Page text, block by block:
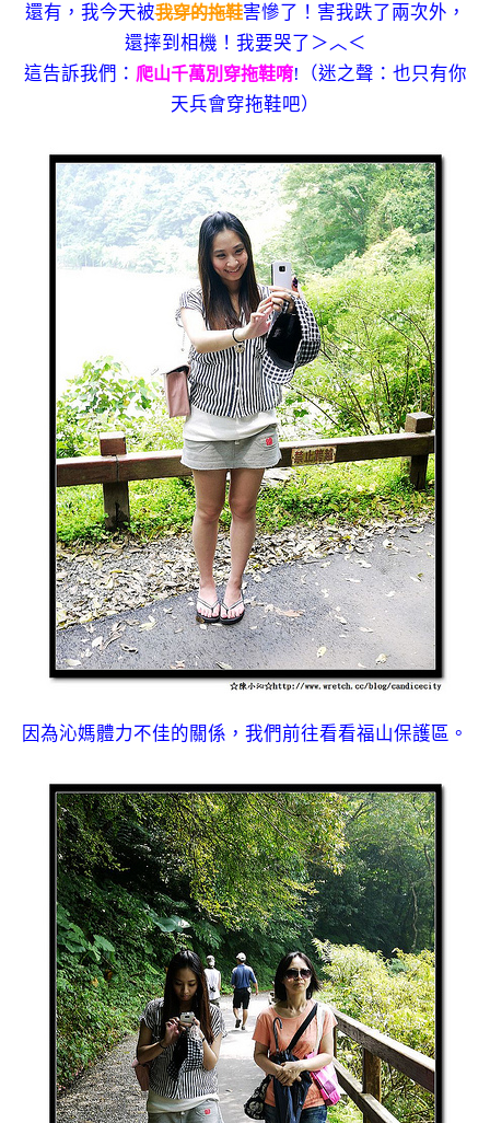
還有，我今天被我穿的拖鞋害慘了！害我跌了兩次外，
還摔到相機！我要哭了＞︿＜
這告訴我們： 爬山千萬別穿拖鞋唷!（迷之聲：也只有你
天兵會穿拖鞋吧）
因為沁媽體力不佳的關係，我們前往看看福山保護區。